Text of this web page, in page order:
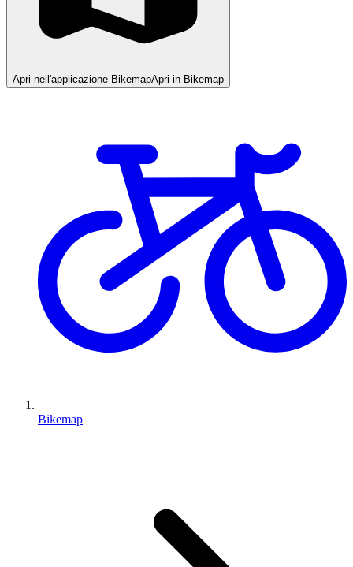
Apri nell'applicazione BikemapApri in Bikemap
Bikemap